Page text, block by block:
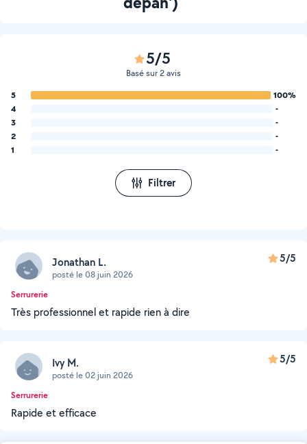
5/5
Basé sur 2 avis
5
100%
4
-
3
-
2
-
1
-
Filtrer
Jonathan L.
posté le 08 juin 2026
5/5
Serrurerie
Très professionnel et rapide rien à dire
Ivy M.
posté le 02 juin 2026
5/5
Serrurerie
Rapide et efficace